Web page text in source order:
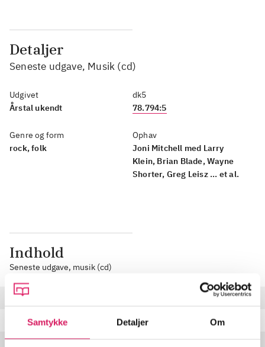
Samtykke Detaljer Om
Detaljer
Seneste udgave, Musik (cd)
Udgivet
Årstal ukendt
Genre og form
rock, folk
dk5
78.794:5
Ophav
Joni Mitchell med Larry
Klein, Brian Blade, Wayne
Shorter, Greg Leisz ... et al.
Indhold
Seneste udgave, musik (cd)
Harlem in Havana
Man from Mars